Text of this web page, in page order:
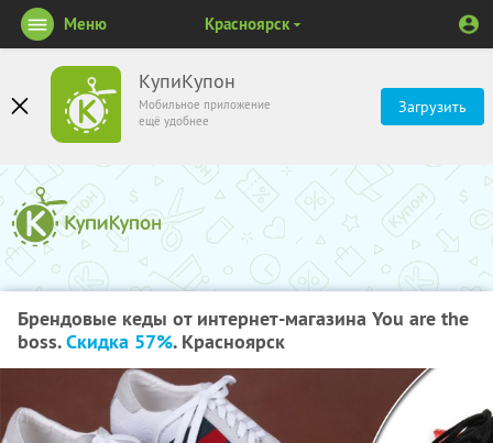
КупиКупон
Мобильное приложение
ещё удобнее
Загрузить
Меню Красноярск
Брендовые кеды от интернет-магазина You are the
boss.Скидка 57%. Красноярск